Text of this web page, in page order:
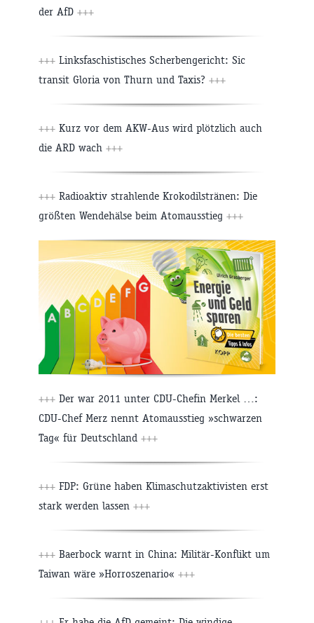
der AfD +++
+++ Linksfaschistisches Scherbengericht: Sic
transit Gloria von Thurn und Taxis? +++
+++ Kurz vor dem AKW-Aus wird plötzlich auch
die ARD wach +++
+++ Radioaktiv strahlende Krokodilstränen: Die
größten Wendehälse beim Atomausstieg +++
+++ Der war 2011 unter CDU-Chefin Merkel …:
CDU-Chef Merz nennt Atomausstieg »schwarzen
Tag« für Deutschland +++
+++ FDP: Grüne haben Klimaschutzaktivisten erst
stark werden lassen +++
+++ Baerbock warnt in China: Militär-Konflikt um
Taiwan wäre »Horroszenario« +++